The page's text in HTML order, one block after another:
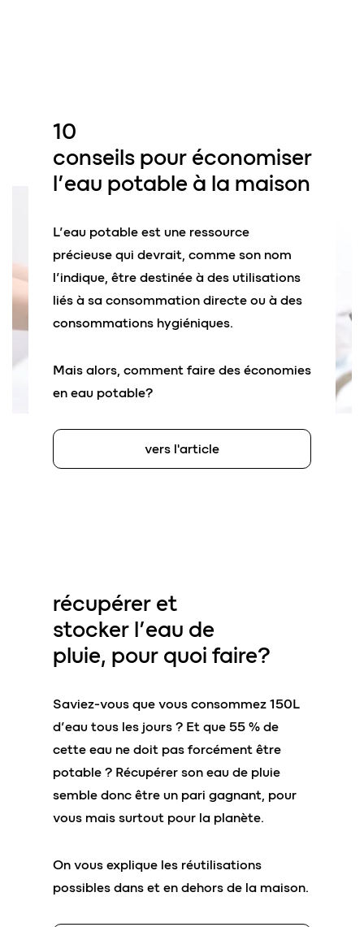
10
conseils pour économiser
l’eau potable à la maison
L’eau potable est une ressource
précieuse qui devrait, comme son nom
l’indique, être destinée à des utilisations
liés à sa consommation directe ou à des
consommations hygiéniques.
Mais alors, comment faire des économies
en eau potable?
vers l'article
récupérer et
stocker l’eau de
pluie, pour quoi faire?
Saviez-vous que vous consommez 150L
d’eau tous les jours ? Et que 55 % de
cette eau ne doit pas forcément être
potable ? Récupérer son eau de pluie
semble donc être un pari gagnant, pour
vous mais surtout pour la planète.
On vous explique les réutilisations
possibles dans et en dehors de la maison.